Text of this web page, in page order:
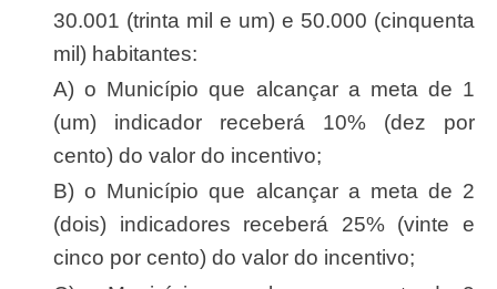
30.001 (trinta mil e um) e 50.000 (cinquenta
mil) habitantes:
a) o Município que alcançar a meta de 1
(um) indicador receberá 10% (dez por
cento) do valor do incentivo;
b) o Município que alcançar a meta de 2
(dois) indicadores receberá 25% (vinte e
cinco por cento) do valor do incentivo;